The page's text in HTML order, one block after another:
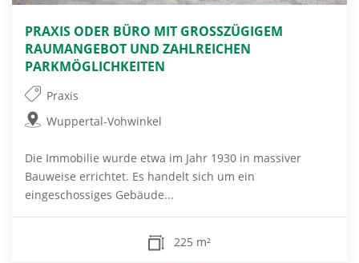
PRAXIS ODER BÜRO MIT GROSSZÜGIGEM
RAUMANGEBOT UND ZAHLREICHEN
PARKMÖGLICHKEITEN
Praxis
Wuppertal-Vohwinkel
Die Immobilie wurde etwa im Jahr 1930 in massiver
Bauweise errichtet. Es handelt sich um ein
eingeschossiges Gebäude...
225 m²